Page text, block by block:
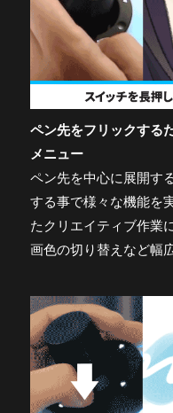
ペン先をフリックする
メニュー
ペン先を中心に展開す
する事で様々な機能を
たクリエイティブ作業
画色の切り替えなど幅